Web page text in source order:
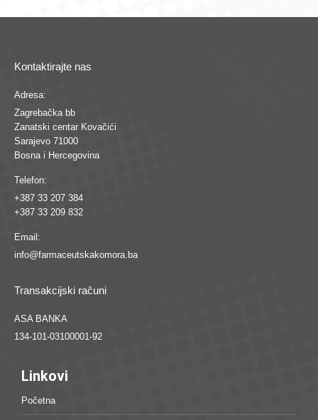
Kontaktirajte nas
Adresa:
Zagrebačka bb
Zanatski centar Kovačići
Sarajevo 71000
Bosna i Hercegovina
Telefon:
+387 33 207 384
+387 33 209 832
Email:
info@farmaceutskakomora.ba
Transakcijski računi
ASA BANKA
134-101-03100001-92
Linkovi
Početna